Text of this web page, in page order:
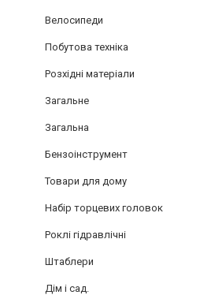
Велосипеди
Побутова техніка
Розхідні матеріали
Загальне
Загальна
Бензоінструмент
Товари для дому
Набір торцевих головок
Роклі гідравлічні
Штаблери
Дім і сад.